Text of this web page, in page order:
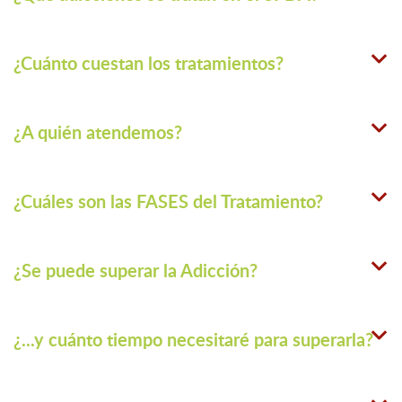
¿Cuánto cuestan los tratamientos?
¿A quién atendemos?
¿Cuáles son las FASES del Tratamiento?
¿Se puede superar la Adicción?
¿...y cuánto tiempo necesitaré para superarla?